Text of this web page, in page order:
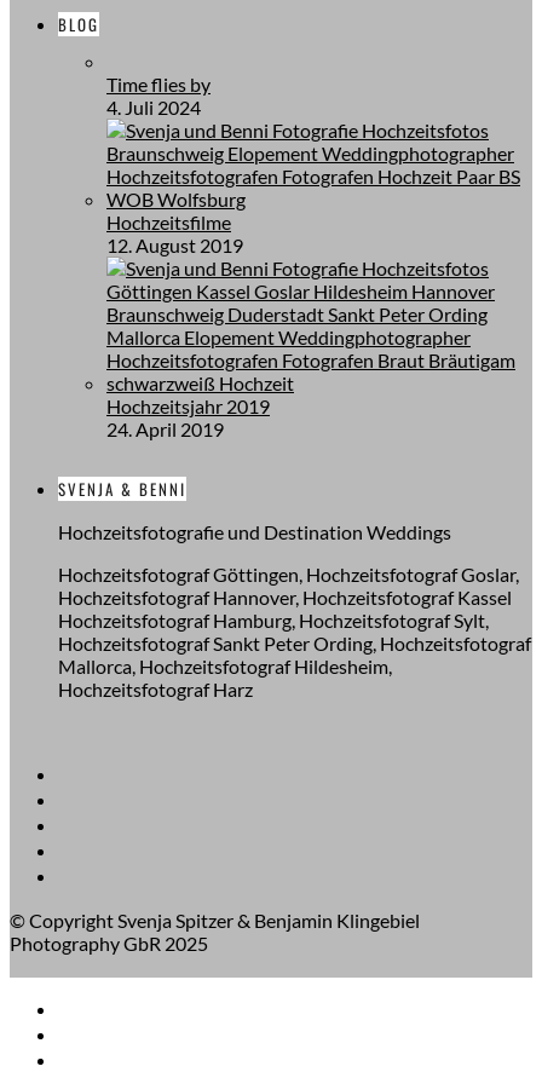
BLOG
Time flies by
4. Juli 2024
Hochzeitsfilme
12. August 2019
Hochzeitsjahr 2019
24. April 2019
SVENJA & BENNI
Hochzeitsfotografie und Destination Weddings
Hochzeitsfotograf Göttingen, Hochzeitsfotograf Goslar,
Hochzeitsfotograf Hannover, Hochzeitsfotograf Kassel
Hochzeitsfotograf Hamburg, Hochzeitsfotograf Sylt,
Hochzeitsfotograf Sankt Peter Ording, Hochzeitsfotograf
Mallorca, Hochzeitsfotograf Hildesheim,
Hochzeitsfotograf Harz
© Copyright Svenja Spitzer & Benjamin Klingebiel
Photography GbR 2025